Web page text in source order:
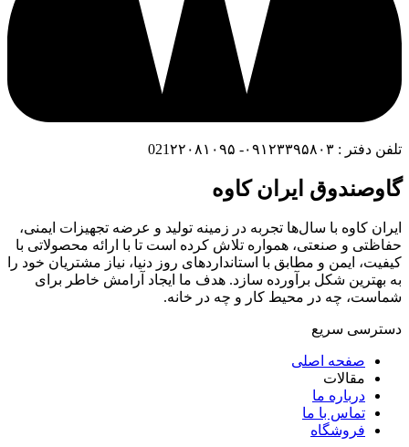
تلفن دفتر : ۰۹۱۲۳۳۹۵۸۰۳- 021۲۲۰۸۱۰۹۵
گاوصندوق ایران کاوه
ایران کاوه با سال‌ها تجربه در زمینه تولید و عرضه تجهیزات ایمنی،
حفاظتی و صنعتی، همواره تلاش کرده است تا با ارائه محصولاتی با
کیفیت، ایمن و مطابق با استانداردهای روز دنیا، نیاز مشتریان خود را
به بهترین شکل برآورده سازد. هدف ما ایجاد آرامش خاطر برای
شماست، چه در محیط کار و چه در خانه.
دسترسی سریع
صفحه اصلی
مقالات
درباره ما
تماس با ما
فروشگاه